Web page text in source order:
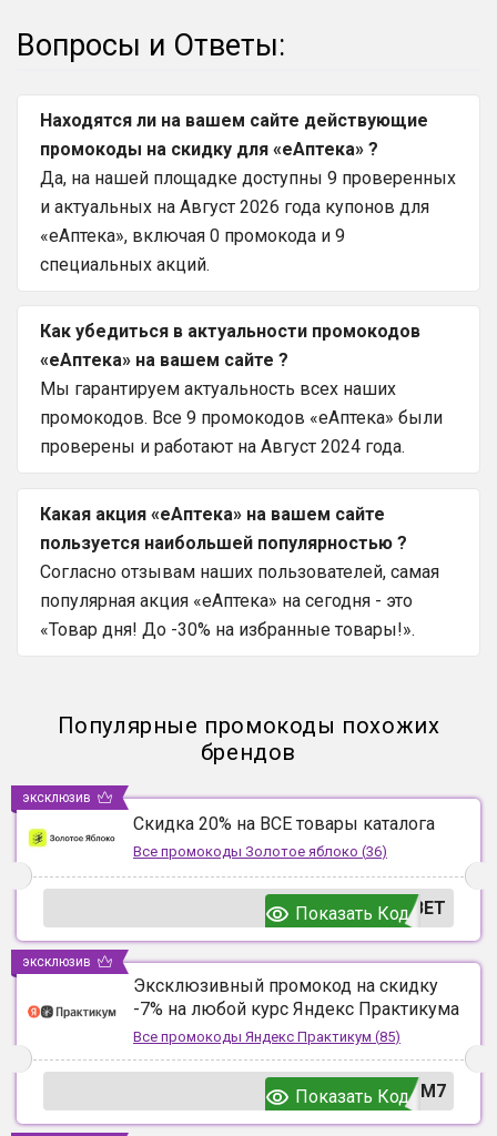
Вопросы и Ответы:
Находятся ли на вашем сайте действующие
промокоды на скидку для «еАптека» ?
Да, на нашей площадке доступны 9 проверенных
и актуальных на Август 2026 года купонов для
«еАптека», включая 0 промокода и 9
специальных акций.
Как убедиться в актуальности промокодов
«еАптека» на вашем сайте ?
Мы гарантируем актуальность всех наших
промокодов. Все 9 промокодов «еАптека» были
проверены и работают на Август 2024 года.
Какая акция «еАптека» на вашем сайте
пользуется наибольшей популярностью ?
Согласно отзывам наших пользователей, самая
популярная акция «еАптека» на сегодня - это
«Товар дня! До -30% на избранные товары!».
Популярные промокоды похожих
брендов
Скидка 20% на ВСЕ товары каталога
Все промокоды Золотое яблоко (36)
ВЕТ
Показать Код
эксклюзив
Эксклюзивный промокод на скидку
-7% на любой курс Яндекс Практикума
Все промокоды Яндекс Практикум (85)
UM7
Показать Код
эксклюзив